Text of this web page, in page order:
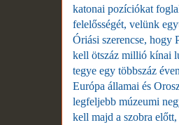
katonai pozíciókat
felelősségét, velünk
Óriási szerencse, hogy
kell ötszáz millió kínai
tegye egy többszáz
Európa államai és
legfeljebb múzeumi
kell majd a szobra